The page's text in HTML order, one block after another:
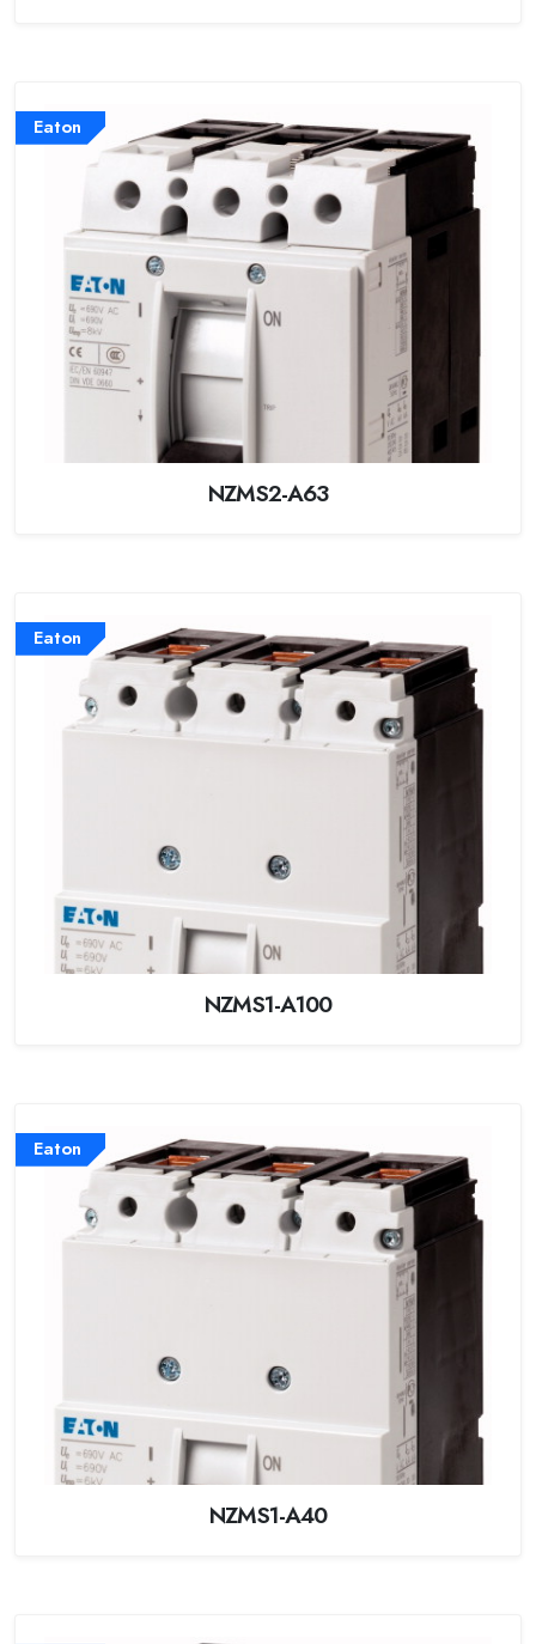
Eaton
NZMS2-A63
Eaton
NZMS1-A100
Eaton
NZMS1-A40